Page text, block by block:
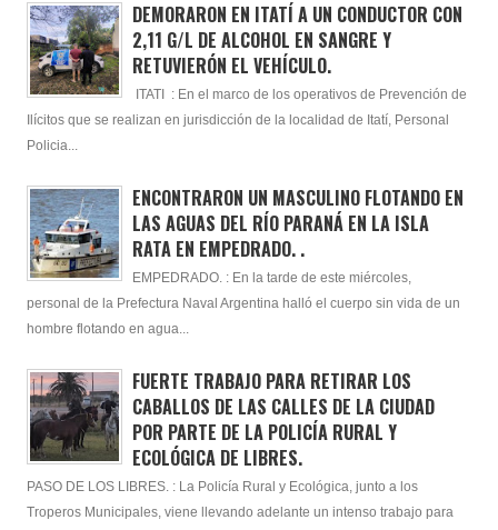
DEMORARON EN ITATÍ A UN CONDUCTOR CON
2,11 G/L DE ALCOHOL EN SANGRE Y
RETUVIERÓN EL VEHÍCULO.
ITATI : En el marco de los operativos de Prevención de
Ilícitos que se realizan en jurisdicción de la localidad de Itatí, Personal
Policia...
ENCONTRARON UN MASCULINO FLOTANDO EN
LAS AGUAS DEL RÍO PARANÁ EN LA ISLA
RATA EN EMPEDRADO. .
EMPEDRADO. : En la tarde de este miércoles,
personal de la Prefectura Naval Argentina halló el cuerpo sin vida de un
hombre flotando en agua...
FUERTE TRABAJO PARA RETIRAR LOS
CABALLOS DE LAS CALLES DE LA CIUDAD
POR PARTE DE LA POLICÍA RURAL Y
ECOLÓGICA DE LIBRES.
PASO DE LOS LIBRES. : La Policía Rural y Ecológica, junto a los
Troperos Municipales, viene llevando adelante un intenso trabajo para